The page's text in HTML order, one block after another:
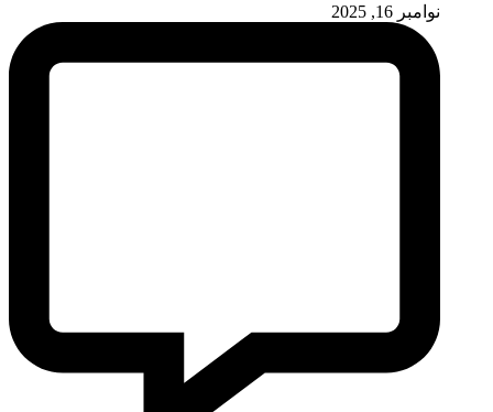
نوامبر 16, 2025